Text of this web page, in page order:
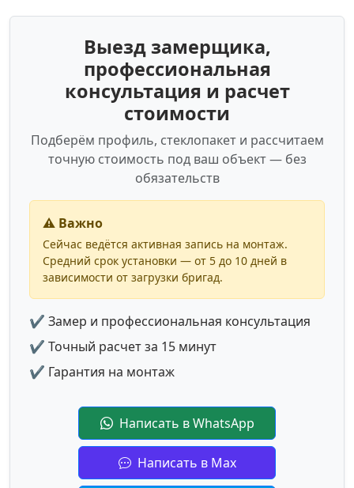
Выезд замерщика,
профессиональная
консультация и расчет
стоимости
Подберём профиль, стеклопакет и рассчитаем
точную стоимость под ваш объект — без
обязательств
⚠️ Важно
Сейчас ведётся активная запись на монтаж.
Средний срок установки — от 5 до 10 дней в
зависимости от загрузки бригад.
✔ Замер и профессиональная консультация
✔ Точный расчет за 15 минут
✔ Гарантия на монтаж
Написать в WhatsApp
Написать в Max